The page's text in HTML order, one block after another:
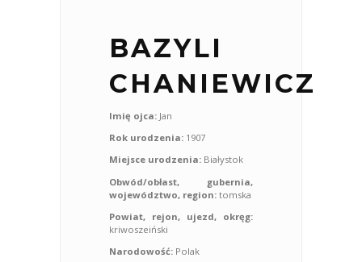
BAZYLI
CHANIEWICZ
Imię ojca: Jan
Rok urodzenia: 1907
Miejsce urodzenia: Białystok
Obwód/obłast, gubernia,
województwo, region: tomska
Powiat, rejon, ujezd, okręg:
kriwoszeiński
Narodowość: Polak